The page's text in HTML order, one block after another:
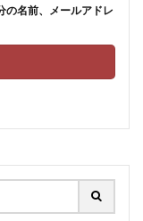
の名前、メールアドレ